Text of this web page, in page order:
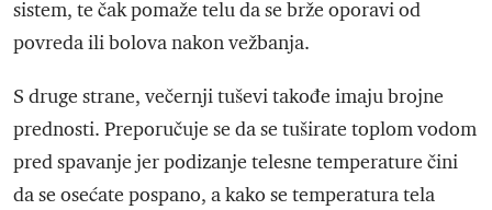
sistem, te čak pomaže telu da se brže oporavi od
povreda ili bolova nakon vežbanja.
S druge strane, večernji tuševi takođe imaju brojne
prednosti. Preporučuje se da se tuširate toplom vodom
pred spavanje jer podizanje telesne temperature čini
da se osećate pospano, a kako se temperatura tela